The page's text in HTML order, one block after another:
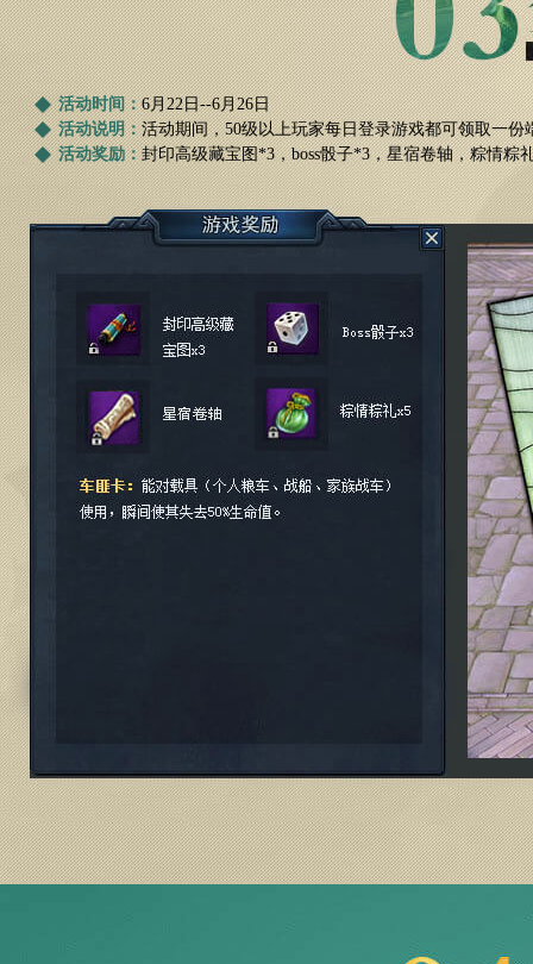
活动时间：6月22日--6月26日
活动说明：活动期间，50级以上玩家每日登录游戏都可领取一份
活动奖励：封印高级藏宝图*3，boss骰子*3，星宿卷轴，粽情粽